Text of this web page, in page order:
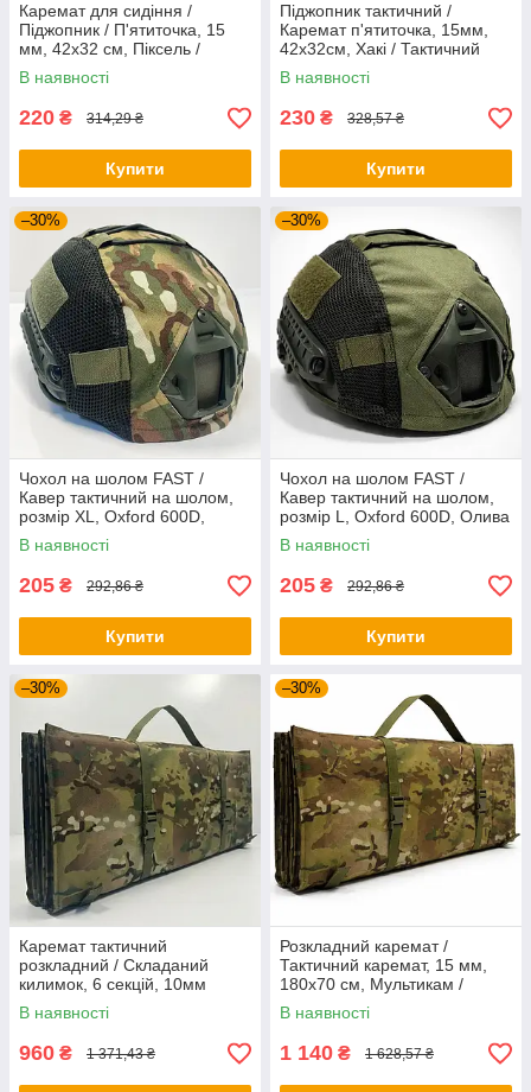
Каремат для сидіння /
Піджопник / П'ятиточка, 15
мм, 42х32 см, Піксель /
Тактичний килимок для
сидіння
В наявності
220 ₴ 314,29 ₴
Купити
Піджопник тактичний /
Каремат п'ятиточка, 15мм,
42х32см, Хакі / Тактичний
каремат для сидіння
складний
В наявності
230 ₴ 328,57 ₴
Купити
–30%
Чохол на шолом FAST /
Кавер тактичний на шолом,
розмір XL, Oxford 600D,
Мультикам / Кавер на шолом
FAST
В наявності
205 ₴ 292,86 ₴
Купити
–30%
Чохол на шолом FAST /
Кавер тактичний на шолом,
розмір L, Oxford 600D, Олива
/ Кавер на шолом FAST
В наявності
205 ₴ 292,86 ₴
Купити
–30%
Каремат тактичний
розкладний / Складаний
килимок, 6 секцій, 10мм
(180х70см), Мультикам /
Розкладний каремат
В наявності
960 ₴ 1 371,43 ₴
–30%
Розкладний каремат /
Тактичний каремат, 15 мм,
180х70 см, Мультикам /
Каремат розкладний на 6
секцій
В наявності
1 140 ₴ 1 628,57 ₴